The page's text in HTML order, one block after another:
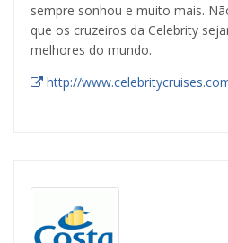
sempre sonhou e muito mais.
que os cruzeiros da Celebrity
melhores do mundo.
http://